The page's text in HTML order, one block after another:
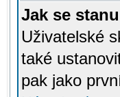
Jak se
Uživatelské
také
pak jako